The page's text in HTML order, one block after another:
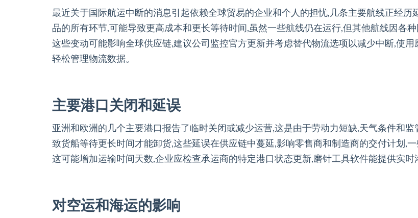
最近关于国际航运中断的消息引起依赖全球贸易的企业和个人的担忧,几条主要航线正经
品的所有环节,可能导致更高成本和更长等待时间,虽然一些航线仍在运行,但其他航线因各
这些变动可能影响全球供应链,建议公司监控官方更新并考虑替代物流选项以减少中断,使
轻松管理物流数据。
主要港口关闭和延误
亚洲和欧洲的几个主要港口报告了临时关闭或减少运营,这是由于劳动力短缺,天气条件和
致货船等待更长时间才能卸货,这些延误在供应链中蔓延,影响零售商和制造商的交付计划,
这可能增加运输时间天数,企业应检查承运商的特定港口状态更新,磨针工具软件能提供实时
对空运和海运的影响